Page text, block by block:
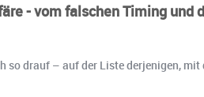
- vom falschen Timing und
so drauf – auf der Liste derjenigen,